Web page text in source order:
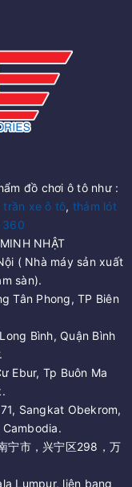
đồ chơi ô tô như :
trần xe ô tô, thảm lót
360
NHẬT
( Nhà máy sản xuất
sàn).
Tân Phong, TP Biên
Bình, Quận Bình
Ebur, Tp Buôn Ma
Sangkat Obekrom,
宁市，兴宁区298，万
Lumpur, liên bang